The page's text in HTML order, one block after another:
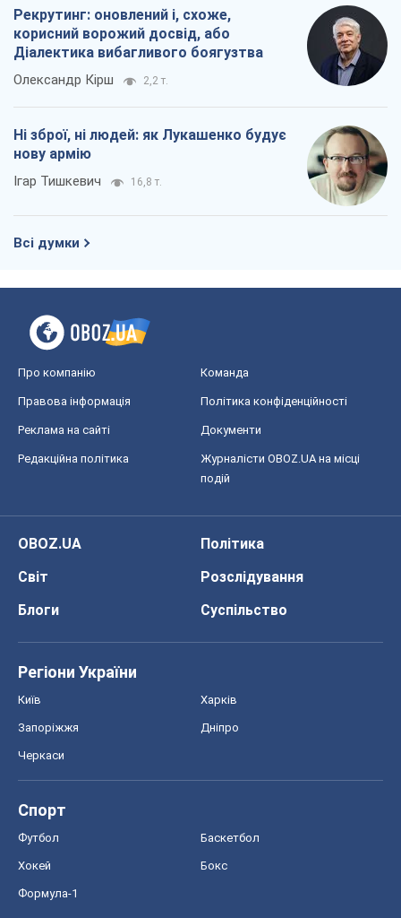
Рекрутинг: оновлений і, схоже,
корисний ворожий досвід, або
Діалектика вибагливого боягузтва
Олександр Кірш 2,2 т.
Ні зброї, ні людей: як Лукашенко будує
нову армію
Ігар Тишкевич 16,8 т.
Всі думки
Про компанію Команда
Правова інформація Політика конфіденційності
Реклама на сайті Документи
Редакційна політика
Журналісти OBOZ.UA на місці
подій
OBOZ.UA
Політика
Світ
Розслідування
Блоги
Суспільство
Регіони України
Київ Харків
Запоріжжя Дніпро
Черкаси
Спорт
Футбол Баскетбол
Хокей Бокс
Формула-1